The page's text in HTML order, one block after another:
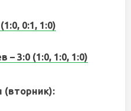
0:1, 1:0)
3:0 (1:0, 1:0, 1:0)
(вторник):